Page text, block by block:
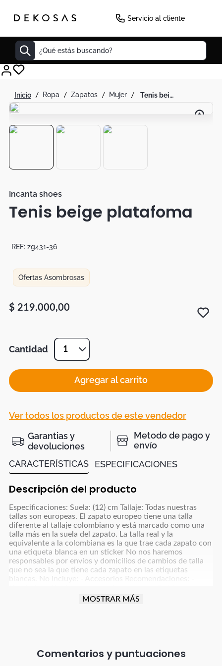
Servicio al cliente
¿Qué estás buscando?
ropa zapatos mujer tenis beige platafoma
Incanta shoes
Tenis beige platafoma
REF: zg431-36
Ofertas Asombrosas
$ 219.000,00
Cantidad 1
Agregar al carrito
Ver todos los productos de este vendedor
Garantias y
devoluciones
Metodo de pago y
envío
CARACTERÍSTICAS
ESPECIFICACIONES
Descripción del producto
Especificaciones: Suela: (12) cm Tallaje: Todas nuestras
tallas son europeas. El zapato europeo tiene una talla
diferente al tallaje colombiano y está marcado como una
talla más en la suela del zapato. La talla real y la
equivalente a la colombiana es la que trae cada zapato con
una etiqueta blanca en un sticker No nos haremos
responsables por envíos y domicilios de cambios de talla
que no sea la que tiene cada zapato en las etiquetas
blancas. No Incluye: - Accesorios Recomendaciones: -
colores claros y paño oscuro para colores café, azul
producto (parte trasera, punta y tacón). - Debes tener
especial cuidado con el vestuario que uses; ya que, debido
MOSTRAR MÁS
Comentarios
Decoracion
Cuadro
Duvet